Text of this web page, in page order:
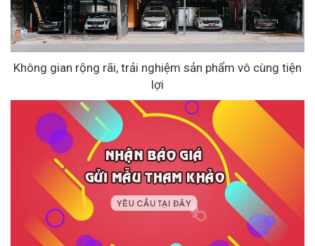
Không gian rộng rãi, trải nghiệm sản phẩm vô cùng tiện
lợi